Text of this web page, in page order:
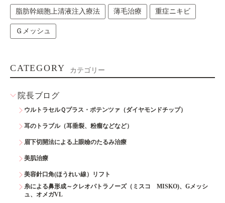
脂肪幹細胞上清液注入療法 薄毛治療 重症ニキビ
Ｇメッシュ
CATEGORY カテゴリー
院長ブログ
ウルトラセルＱプラス・ポテンツァ（ダイヤモンドチップ）
耳のトラブル（耳垂裂、粉瘤などなど）
眉下切開法による上眼瞼のたるみ治療
美肌治療
美容針口角(ほうれい線）リフト
糸による鼻形成～クレオパトラノーズ（ミスコ MISKO)、Gメッシ
ュ、オメガVL